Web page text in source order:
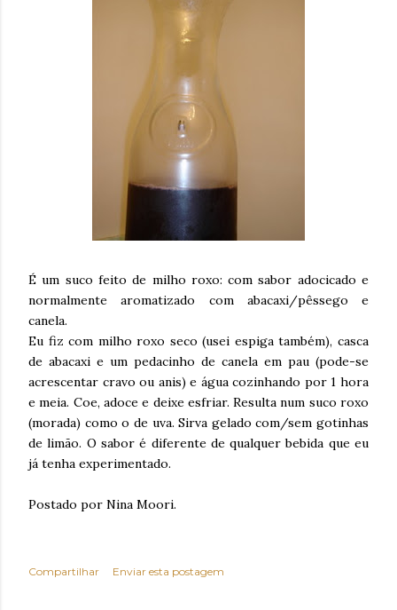
É um suco feito de milho roxo: com sabor adocicado e
normalmente aromatizado com abacaxi/pêssego e
canela.
Eu fiz com milho roxo seco (usei espiga também), casca
de abacaxi e um pedacinho de canela em pau (pode-se
acrescentar cravo ou anis) e água cozinhando por 1 hora
e meia. Coe, adoce e deixe esfriar. Resulta num suco roxo
(morada) como o de uva. Sirva gelado com/sem gotinhas
de limão. O sabor é diferente de qualquer bebida que eu
já tenha experimentado.
Postado por Nina Moori.
Compartilhar Enviar esta postagem